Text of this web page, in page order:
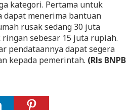
kategori. Pertama untuk
dapat menerima bantuan
rusak sedang 30 juta
sebesar 15 juta rupiah.
pendataannya dapat segera
kepada pemerintah. (Rls BNPB